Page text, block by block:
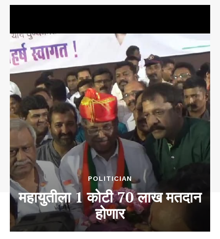
POLITICIAN
महायुतीला 1 कोटी 70 लाख मतदान
होणार